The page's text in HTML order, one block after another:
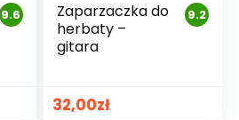
9.6 9.2
Zaparzaczka do
herbaty –
gitara
32,00zł